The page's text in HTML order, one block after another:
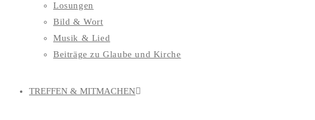
Losungen
Bild & Wort
Musik & Lied
Beiträge zu Glaube und Kirche
TREFFEN & MITMACHEN